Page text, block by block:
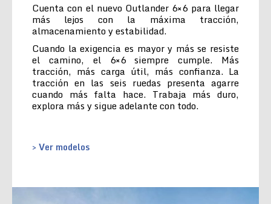
Cuenta con el nuevo Outlander 6×6 para llegar
más lejos con la máxima tracción,
almacenamiento y estabilidad.
Cuando la exigencia es mayor y más se resiste
el camino, el 6×6 siempre cumple. Más
tracción, más carga útil, más confianza. La
tracción en las seis ruedas presenta agarre
cuando más falta hace. Trabaja más duro,
explora más y sigue adelante con todo.
> Ver modelos